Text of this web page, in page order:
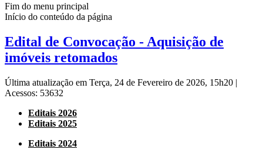
Fim do menu principal
Início do conteúdo da página
Edital de Convocação - Aquisição de
imóveis retomados
Última atualização em Terça, 24 de Fevereiro de 2026, 15h20 |
Acessos: 53632
Editais 2026
Editais 2025
Editais 2024